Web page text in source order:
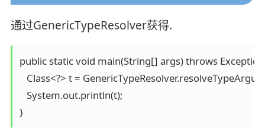
通过GenericTypeResolver获得.
public static void main(String[] args) throws
Class<?> t =
   System.out.println(t);
}